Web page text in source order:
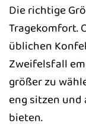
Die richtige
Tragekomfort.
üblichen
Zweifelsfall
größer zu
eng sitzen
bieten.